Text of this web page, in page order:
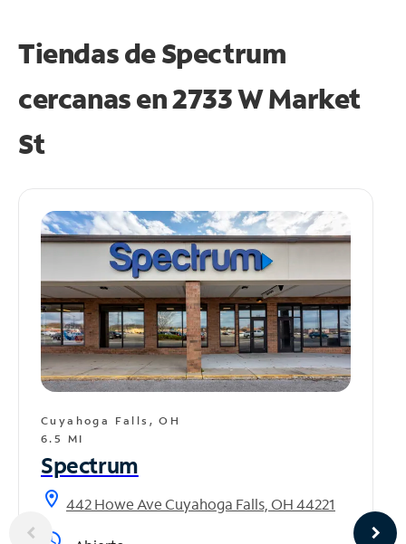
Tiendas de Spectrum
cercanas en2733 W Market
St
Cuyahoga Falls, OH
6.5 MI
Spectrum
location_on 442 Howe Ave Cuyahoga Falls, OH 44221